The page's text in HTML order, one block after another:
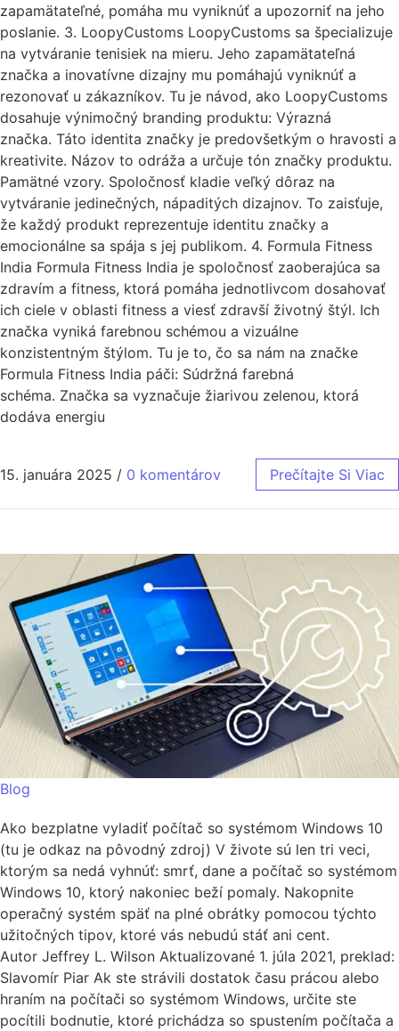
zapamätateľné, pomáha mu vyniknúť a upozorniť na jeho
poslanie. 3. LoopyCustoms LoopyCustoms sa špecializuje
na vytváranie tenisiek na mieru. Jeho zapamätateľná
značka a inovatívne dizajny mu pomáhajú vyniknúť a
rezonovať u zákazníkov. Tu je návod, ako LoopyCustoms
dosahuje výnimočný branding produktu: Výrazná
značka. Táto identita značky je predovšetkým o hravosti a
kreativite. Názov to odráža a určuje tón značky produktu.
Pamätné vzory. Spoločnosť kladie veľký dôraz na
vytváranie jedinečných, nápaditých dizajnov. To zaisťuje,
že každý produkt reprezentuje identitu značky a
emocionálne sa spája s jej publikom. 4. Formula Fitness
India Formula Fitness India je spoločnosť zaoberajúca sa
zdravím a fitness, ktorá pomáha jednotlivcom dosahovať
ich ciele v oblasti fitness a viesť zdravší životný štýl. Ich
značka vyniká farebnou schémou a vizuálne
konzistentným štýlom. Tu je to, čo sa nám na značke
Formula Fitness India páči: Súdržná farebná
schéma. Značka sa vyznačuje žiarivou zelenou, ktorá
dodáva energiu
15. januára 2025 / 0 komentárov Prečítajte Si Viac
Blog
Ako bezplatne vyladiť počítač so systémom Windows 10
(tu je odkaz na pôvodný zdroj) V živote sú len tri veci,
ktorým sa nedá vyhnúť: smrť, dane a počítač so systémom
Windows 10, ktorý nakoniec beží pomaly. Nakopnite
operačný systém späť na plné obrátky pomocou týchto
užitočných tipov, ktoré vás nebudú stáť ani cent.
Autor Jeffrey L. Wilson Aktualizované 1. júla 2021, preklad:
Slavomír Piar Ak ste strávili dostatok času prácou alebo
hraním na počítači so systémom Windows, určite ste
pocítili bodnutie, ktoré prichádza so spustením počítača a